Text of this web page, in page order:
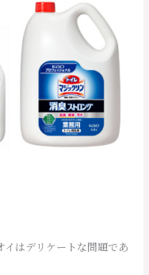
はデリケートな問題であ